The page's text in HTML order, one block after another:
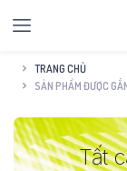
TRANG CHỦ
SẢN PHẨM ĐƯỢC
Tất